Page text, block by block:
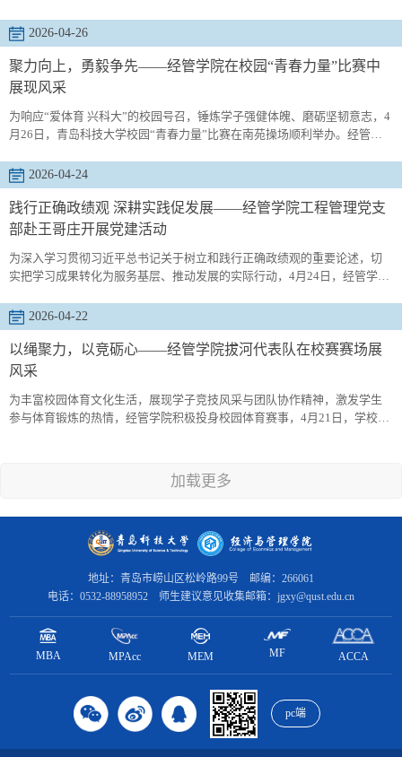
学院的同学们高举院旗，精神饱满地集结在操场。大家手持荧光道具，脸
上洋溢着青春的笑容。随着一声令下，夜跑队伍有序出发，同学们并肩奔
跑，步伐轻快而坚定，在跑道上挥洒汗水，释放青春活力。奔跑途中，同
学们相互...
2026-04-26
聚力向上，勇毅争先——经管学院在校园“青春力量”比赛中
展现风采
为响应“爱体育 兴科大”的校园号召，锤炼学子强健体魄、磨砺坚韧意志，4
月26日，青岛科技大学校园“青春力量”比赛在南苑操场顺利举办。经管学
展现了经管学子的青春活力与拼搏精神。本次“青春力量”比赛设置男生引体
向上、女生仰卧起坐两大项目，既是对学子身体素质的考验，更是对意志
品质的淬炼。赛场上，经管队员们身姿矫健、斗志昂扬，以标准的动作、
不...
2026-04-24
践行正确政绩观 深耕实践促发展——经管学院工程管理党支
部赴王哥庄开展党建活动
为深入学习贯彻习近平总书记关于树立和践行正确政绩观的重要论述，切
实把学习成果转化为服务基层、推动发展的实际行动，4月24日，经管学院
博物馆及王哥庄大馒头非遗传承中心，开展“践行正确政绩观，实干担当促
振兴”主题党建实践活动，在实地感悟中锤炼党性修养，在基层实践中明晰
政绩导向。活动中，全体教师首先来到王哥庄党群服务中心参观学习，认
真了解当...
2026-04-22
以绳聚力，以竞砺心——经管学院拔河代表队在校赛赛场展
风采
为丰富校园体育文化生活，展现学子竞技风采与团队协作精神，激发学生
参与体育锻炼的热情，经管学院积极投身校园体育赛事，4月21日，学校拔
中，经管学院代表队沉着应战、稳扎稳打，在小组赛中与对手展开激烈角
逐，随着裁判哨声响起，队员们紧握长绳、重心后倾、步伐稳固，齐心协
加载更多
地址：青岛市崂山区松岭路99号 邮编：266061
电话：0532-88958952 师生建议意见收集邮箱：jgxy@qust.edu.cn
MBA MPAcc MEM MF ACCA
pc端